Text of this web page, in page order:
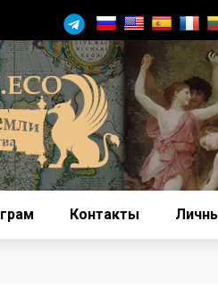
Контакты